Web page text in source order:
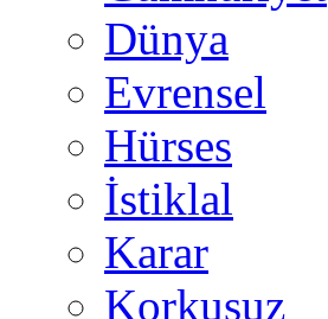
Dünya
Evrensel
Hürses
İstiklal
Karar
Korkusuz